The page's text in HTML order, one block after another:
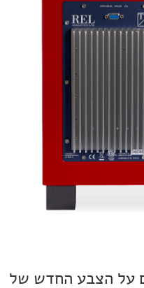
החדש של